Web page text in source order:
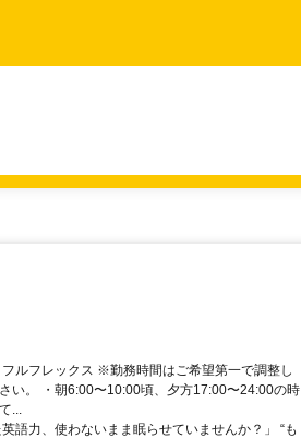
ルフレックス ※勤務時間はご希望第一で調整し
い。 ・朝6:00〜10:00頃、夕方17:00〜24:00の時
...
語力、使わないまま眠らせていませんか？」 “も